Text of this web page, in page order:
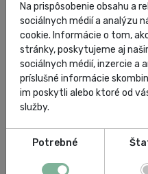
Na prispôsobenie obsahu a
sociálnych médií a analýzu
cookie. Informácie o tom,
stránky, poskytujeme aj
sociálnych médií, inzercie a
príslušné informácie
im poskytli alebo ktoré od
služby.
Potrebné